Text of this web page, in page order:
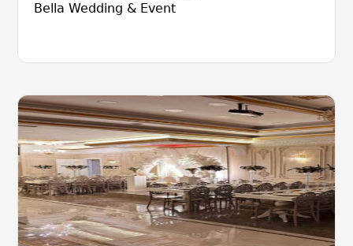
Bella Wedding & Event